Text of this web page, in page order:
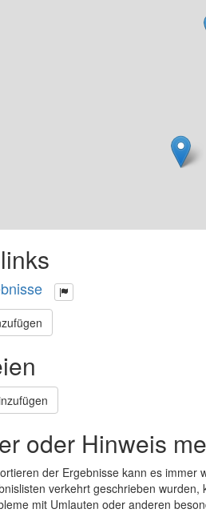
oder Hinweis
der Ergebnisse kann es
verkehrt geschrieben
mit Umlauten oder anderen